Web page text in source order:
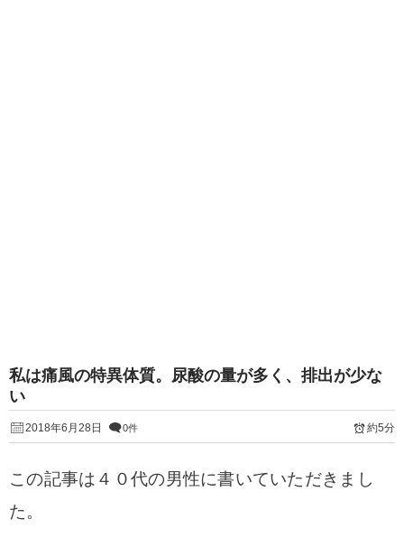
私は痛風の特異体質。尿酸の量が多く、排出が少な
い
2018年6月28日 0件 約5分
この記事は４０代の男性に書いていただきまし
た。